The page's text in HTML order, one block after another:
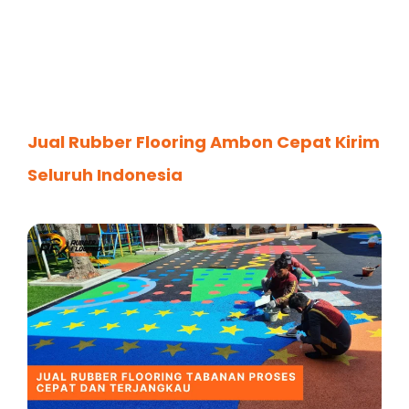
Jual Rubber Flooring Ambon Cepat Kirim
Seluruh Indonesia